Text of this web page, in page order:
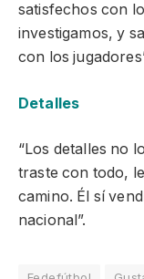
satisfechos con
investigamos, y
con los
Detalles
“Los detalles no
traste con todo,
camino. Él sí
nacional”.